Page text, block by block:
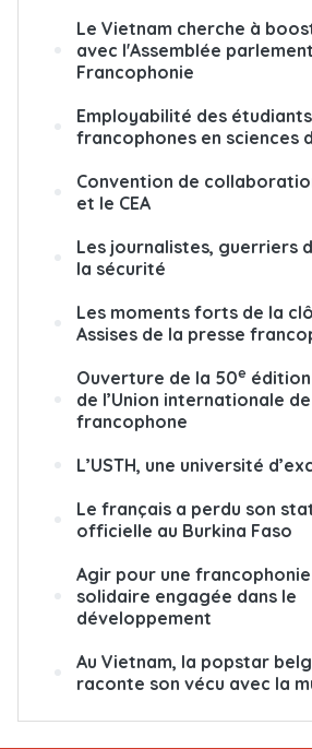
Le Vietnam cherche à
avec l'Assemblée
Francophonie
Employabilité des étudiants
francophones en sciences
Convention de
et le CEA
Les journalistes, guerriers
la sécurité
Les moments forts de la
Assises de la presse
Ouverture de la 50e édition
de l’Union internationale
francophone
L’USTH, une université
Le français a perdu son
officielle au Burkina Faso
Agir pour une
solidaire engagée dans le
développement
Au Vietnam, la popstar
raconte son vécu avec la